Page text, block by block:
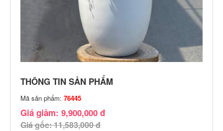
THÔNG TIN SẢN PHẨM
Mã sản phẩm: 76445
Giá giảm: 9,900,000 đ
Giá gốc: 11,583,000 đ